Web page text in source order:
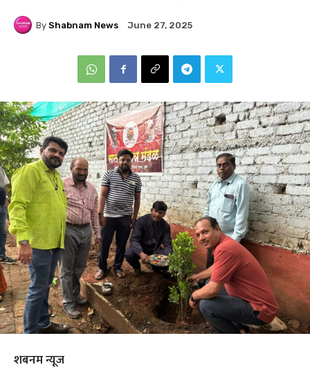
By Shabnam News June 27, 2025
शबनम न्यूज